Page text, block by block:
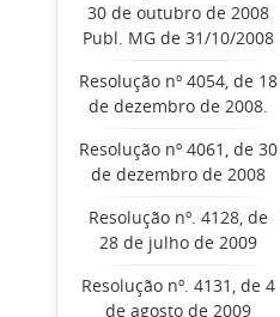
30 de outubro de 2008
Publ. MG de 31/10/2008
Resolução nº 4054, de 18
de dezembro de 2008.
Resolução nº 4061, de 30
de dezembro de 2008
Resolução nº. 4128, de
28 de julho de 2009
Resolução nº. 4131, de 4
de agosto de 2009